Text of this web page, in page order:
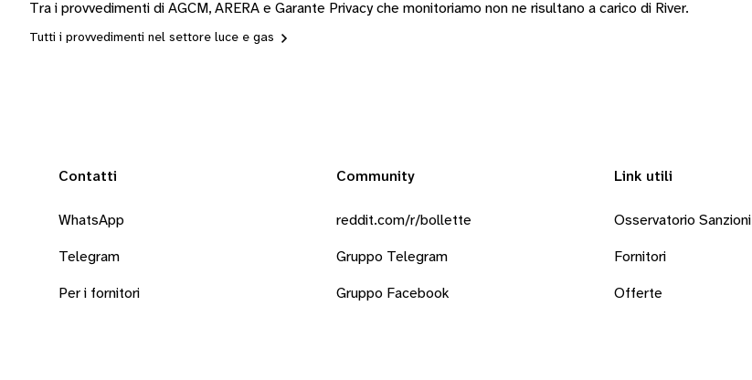
Tra i provvedimenti di AGCM, ARERA e Garante Privacy che monitoriamo non ne risultano a carico di River.
Tutti i provvedimenti nel settore luce e gas
Contatti
WhatsApp
Telegram
Per i fornitori
Community
reddit.com/r/bollette
Gruppo Telegram
Gruppo Facebook
Link utili
Osservatorio Sanzioni
Fornitori
Offerte